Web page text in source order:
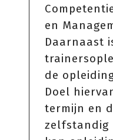
en
Daarnaast
de
Doel
termijn en
zelfstandig